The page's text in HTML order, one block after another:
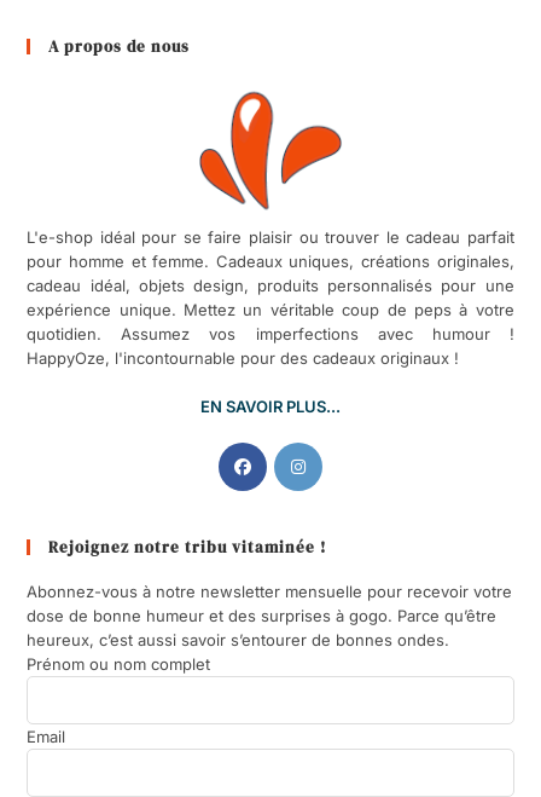
A propos de nous
L'e-shop idéal pour se faire plaisir ou trouver le cadeau parfait
pour homme et femme. Cadeaux uniques, créations originales,
cadeau idéal, objets design, produits personnalisés pour une
expérience unique. Mettez un véritable coup de peps à votre
quotidien. Assumez vos imperfections avec humour !
HappyOze, l'incontournable pour des cadeaux originaux !
EN SAVOIR PLUS...
Rejoignez notre tribu vitaminée !
Abonnez-vous à notre newsletter mensuelle pour recevoir votre
dose de bonne humeur et des surprises à gogo. Parce qu’être
heureux, c’est aussi savoir s’entourer de bonnes ondes.
Prénom ou nom complet
Email